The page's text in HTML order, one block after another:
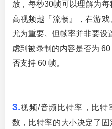
放，每秒30帧可以理解为
高视频越『流畅』，在游
尤为重要。但帧率并非要设
虑到被录制的内容是否为
否支持 60 帧。
3.视频/音频比特率，比特
数，比特率的大小决定了